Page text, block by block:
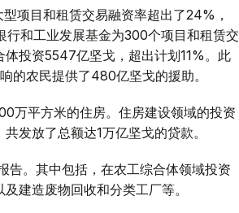
项目和租赁交易融资率超出了24%，
和工业发展基金为300个项目和租赁交
投资5547亿坚戈，超出计划11%。此
的农民提供了480亿坚戈的援助。
万平方米的住房。住房建设领域的投资
发放了总额达1万亿坚戈的贷款。
告。其中包括，在农工综合体领域投资
建造废物回收和分类工厂等。